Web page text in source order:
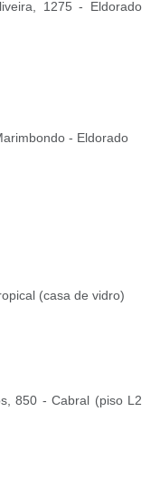
1275 - Eldorado
- Eldorado
(casa de vidro)
850 - Cabral (piso L2